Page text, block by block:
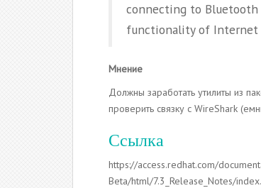
connecting to Bluetooth
functionality of Internet
Мнение
Должны заработать утилиты из
проверить связку с WireShark
Ccылка
https://access.redhat.com/
Beta/html/7.3_Release_Notes/